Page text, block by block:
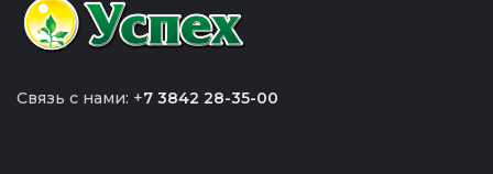
Связь с нами: +7 3842 28-35-00